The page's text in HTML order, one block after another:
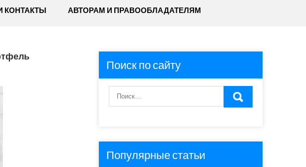
КОНТАКТЫ АВТОРАМ И ПРАВООБЛАДАТЕЛЯМ
Поиск по сайту
Популярные статьи